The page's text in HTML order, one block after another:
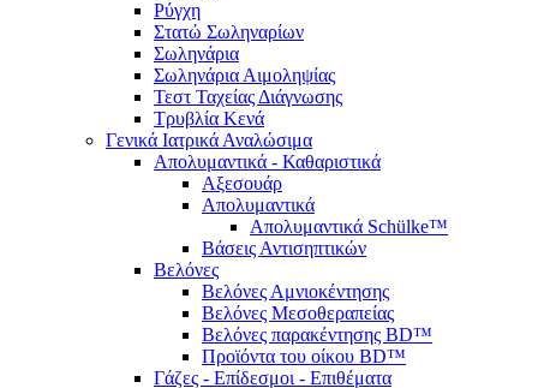
Ρύγχη
Στατώ Σωληναρίων
Σωληνάρια
Σωληνάρια Αιμοληψίας
Τεστ Ταχείας Διάγνωσης
Τρυβλία Κενά
Γενικά Ιατρικά Αναλώσιμα
Απολυμαντικά - Καθαριστικά
Αξεσουάρ
Απολυμαντικά
Απολυμαντικά Schülke™
Βάσεις Αντισηπτικών
Βελόνες
Βελόνες Αμνιοκέντησης
Βελόνες Μεσοθεραπείας
Βελόνες παρακέντησης BD™
Προϊόντα του οίκου BD™
Γάζες - Επίδεσμοι - Επιθέματα